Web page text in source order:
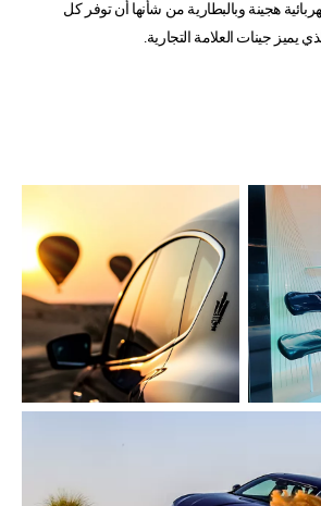
هجينة وبالبطارية من شأنها أن توفر كل
يميز جينات العلامة التجارية.